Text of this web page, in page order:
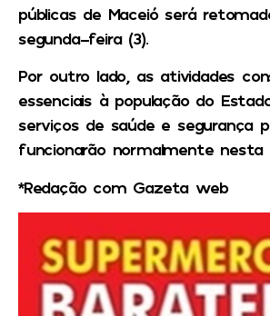
públicas de Maceió será
segunda-feira (3).
Por outro lado, as atividades
essenciais à população do
serviços de saúde e segurança
funcionarão normalmente
*Redação com Gazeta web